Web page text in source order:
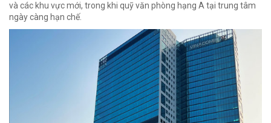
và các khu vực mới, trong khi quỹ văn phòng hạng A tại trung tâm
ngày càng hạn chế.